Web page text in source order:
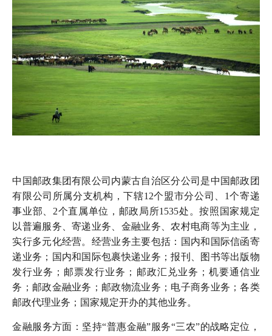
中国邮政集团有限公司内蒙古自治区分公司是中国邮政团
有限公司所属分支机构，下辖12个盟市分公司、1个寄递
事业部、2个直属单位，邮政局所1535处。按照国家规定
以普遍服务、寄递业务、金融业务、农村电商等为主业，
实行多元化经营。经营业务主要包括：国内和国际信函寄
递业务；国内和国际包裹快递业务；报刊、图书等出版物
发行业务；邮票发行业务；邮政汇兑业务；机要通信业
务；邮政金融业务；邮政物流业务；电子商务业务；各类
邮政代理业务；国家规定开办的其他业务。
金融服务方面：坚持“普惠金融”服务“三农”的战略定位，